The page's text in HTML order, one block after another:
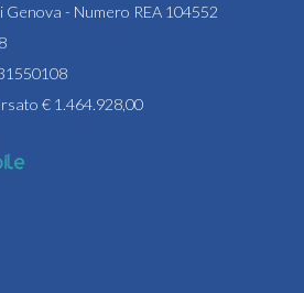
Genova - Numero REA 104552
€ 1.464.928,00